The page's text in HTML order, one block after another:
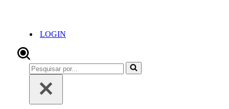
LOGIN
Pesquisar
por...